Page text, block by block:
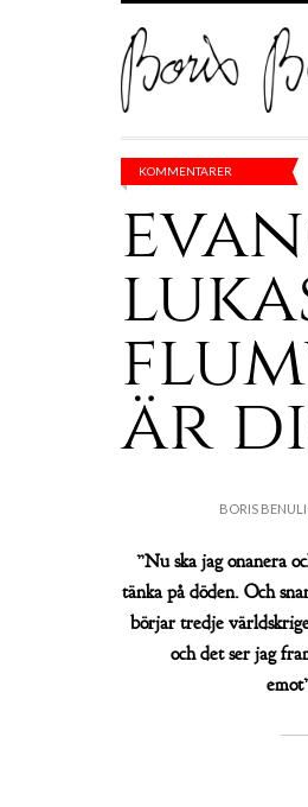
KOMMENTARER
är
BORIS
”Nu ska jag onanera
tänka på döden. Och
börjar tredje
och det ser jag